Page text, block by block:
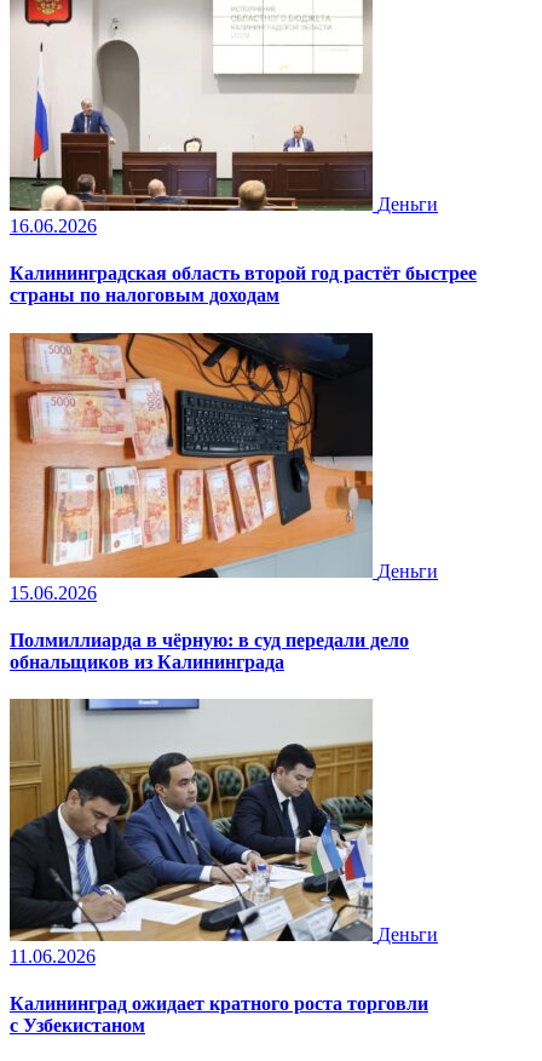
Деньги
16.06.2026
Калининградская область второй год растёт быстрее
страны по налоговым доходам
Деньги
15.06.2026
Полмиллиарда в чёрную: в суд передали дело
обнальщиков из Калининграда
Деньги
11.06.2026
Калининград ожидает кратного роста торговли
с Узбекистаном